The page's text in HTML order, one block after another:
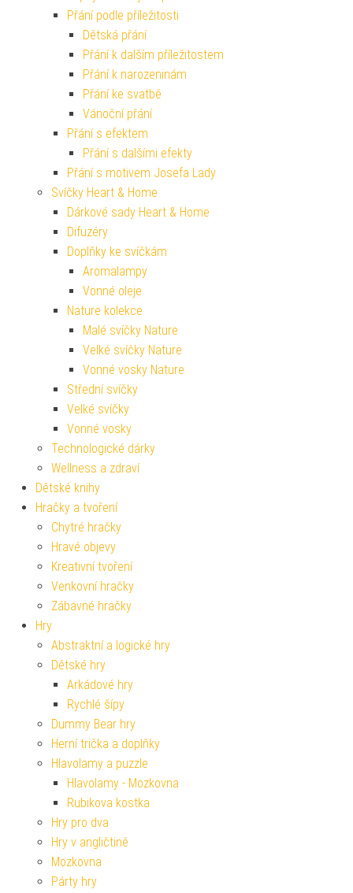
Přání podle příležitosti
Dětská přání
Přání k dalším příležitostem
Přání k narozeninám
Přání ke svatbě
Vánoční přání
Přání s efektem
Přání s dalšími efekty
Přání s motivem Josefa Lady
Svíčky Heart & Home
Dárkové sady Heart & Home
Difuzéry
Doplňky ke svíčkám
Aromalampy
Vonné oleje
Nature kolekce
Malé svíčky Nature
Velké svíčky Nature
Vonné vosky Nature
Střední svíčky
Velké svíčky
Vonné vosky
Technologické dárky
Wellness a zdraví
Dětské knihy
Hračky a tvoření
Chytré hračky
Hravé objevy
Kreativní tvoření
Venkovní hračky
Zábavné hračky
Hry
Abstraktní a logické hry
Dětské hry
Arkádové hry
Rychlé šípy
Dummy Bear hry
Herní trička a doplňky
Hlavolamy a puzzle
Hlavolamy - Mozkovna
Rubikova kostka
Hry pro dva
Hry v angličtině
Mozkovna
Párty hry